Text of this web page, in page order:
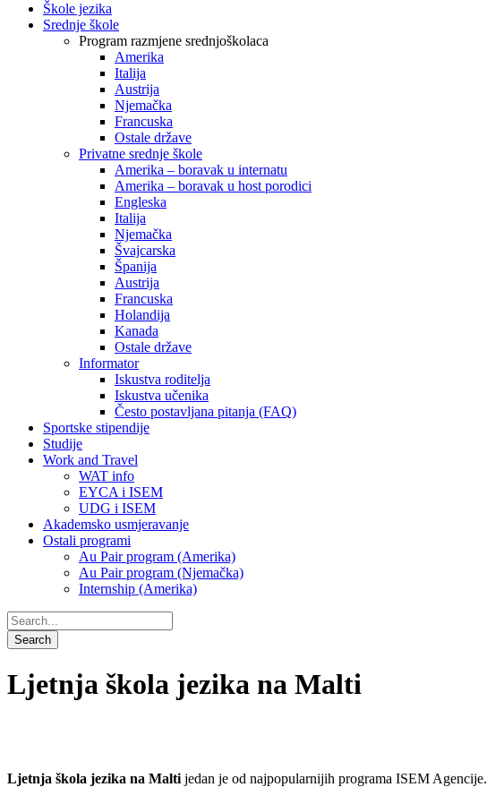
Škole jezika
Srednje škole
Program razmjene srednjoškolaca
Amerika
Italija
Austrija
Njemačka
Francuska
Ostale države
Privatne srednje škole
Amerika – boravak u internatu
Amerika – boravak u host porodici
Engleska
Italija
Njemačka
Švajcarska
Španija
Austrija
Francuska
Holandija
Kanada
Ostale države
Informator
Iskustva roditelja
Iskustva učenika
Često postavljana pitanja (FAQ)
Sportske stipendije
Studije
Work and Travel
WAT info
EYCA i ISEM
UDG i ISEM
Akademsko usmjeravanje
Ostali programi
Au Pair program (Amerika)
Au Pair program (Njemačka)
Internship (Amerika)
Ljetnja škola jezika na Malti
Ljetnja škola jezika na Malti jedan je od najpopularnijih programa ISEM Agencije.